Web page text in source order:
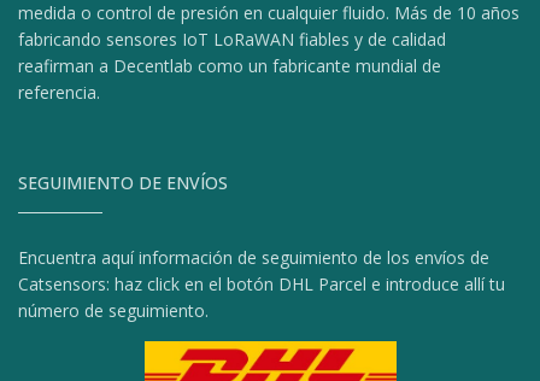
medida o control de presión en cualquier fluido. Más de 10 años
fabricando sensores IoT LoRaWAN fiables y de calidad
reafirman a Decentlab como un fabricante mundial de
referencia.
SEGUIMIENTO DE ENVÍOS
Encuentra aquí información de seguimiento de los envíos de
Catsensors: haz click en el botón DHL Parcel e introduce allí tu
número de seguimiento.